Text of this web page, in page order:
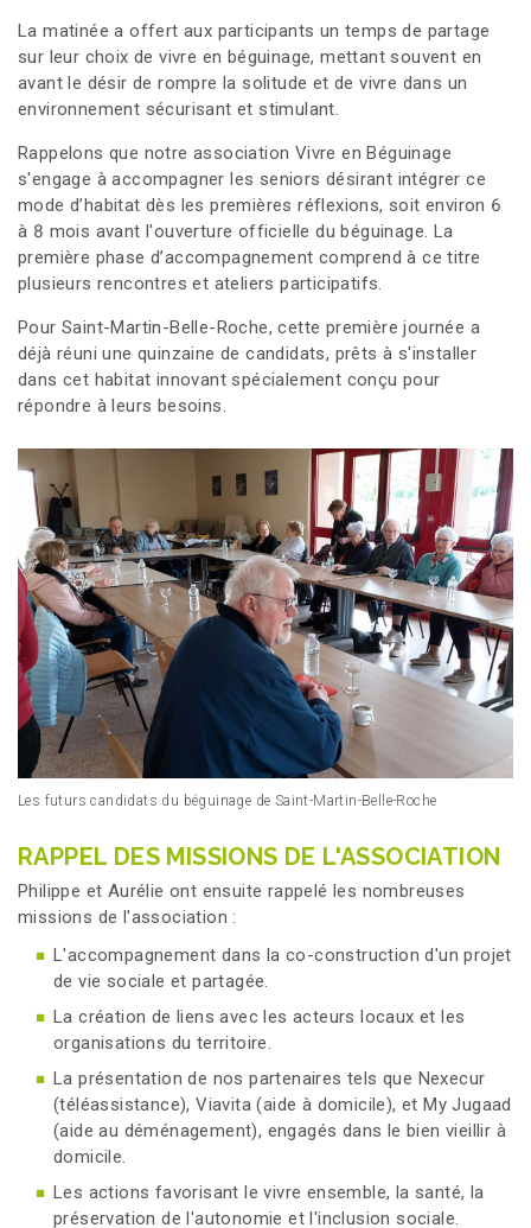
La matinée a offert aux participants un temps de partage
sur leur choix de vivre en béguinage, mettant souvent en
avant le désir de rompre la solitude et de vivre dans un
environnement sécurisant et stimulant.
Rappelons que notre association Vivre en Béguinage
s'engage à accompagner les seniors désirant intégrer ce
mode d’habitat dès les premières réflexions, soit environ 6
à 8 mois avant l'ouverture officielle du béguinage. La
première phase d’accompagnement comprend à ce titre
plusieurs rencontres et ateliers participatifs.
Pour Saint-Martin-Belle-Roche, cette première journée a
déjà réuni une quinzaine de candidats, prêts à s'installer
dans cet habitat innovant spécialement conçu pour
répondre à leurs besoins.
Les futurs candidats du béguinage de Saint-Martin-Belle-Roche
RAPPEL DES MISSIONS DE L'ASSOCIATION
Philippe et Aurélie ont ensuite rappelé les nombreuses
missions de l'association :
L'accompagnement dans la co-construction d'un projet
de vie sociale et partagée.
La création de liens avec les acteurs locaux et les
organisations du territoire.
La présentation de nos partenaires tels que Nexecur
(téléassistance), Viavita (aide à domicile), et My Jugaad
(aide au déménagement), engagés dans le bien vieillir à
domicile.
Les actions favorisant le vivre ensemble, la santé, la
préservation de l'autonomie et l'inclusion sociale.